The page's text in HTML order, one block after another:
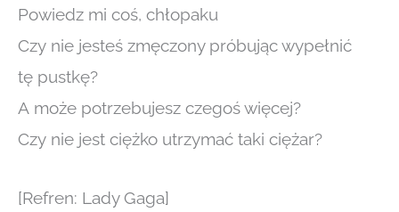
Powiedz mi coś, chłopaku
Czy nie jesteś zmęczony próbując wypełnić
tę pustkę?
A może potrzebujesz czegoś więcej?
Czy nie jest ciężko utrzymać taki ciężar?
[Refren: Lady Gaga]